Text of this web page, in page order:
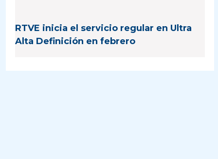
RTVE inicia el servicio regular en Ultra
Alta Definición en febrero